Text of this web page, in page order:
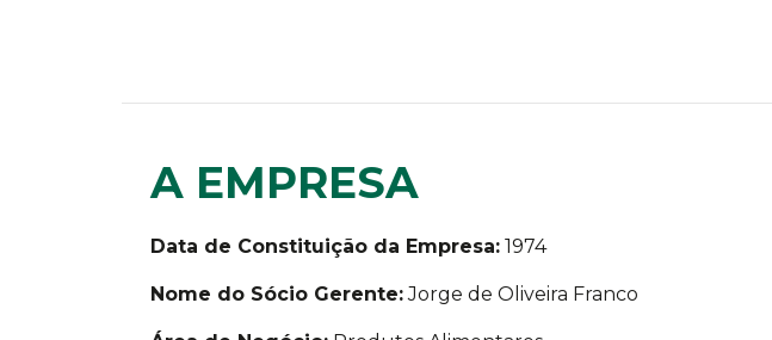
A EMPRESA
Data de Constituição da Empresa: 1974
Nome do Sócio Gerente:Jorge de Oliveira Franco